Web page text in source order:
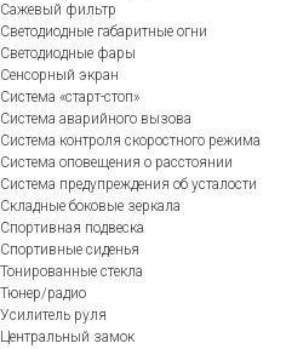
Сажевый фильтр
Светодиодные габаритные огни
Светодиодные фары
Сенсорный экран
Система «старт-стоп»
Система аварийного вызова
Система контроля скоростного режима
Система оповещения о расстоянии
Система предупреждения об усталости
Складные боковые зеркала
Спортивная подвеска
Спортивные сиденья
Тонированные стекла
Тюнер/радио
Усилитель руля
Центральный замок